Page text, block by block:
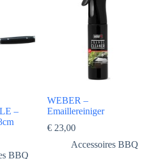
–
BBQ
WEBER –
Emaillereiniger
€23,00
Accessoires BBQ